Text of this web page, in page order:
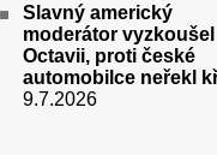
Slavný americký
moderátor vyzkoušel
Octavii, proti české
automobilce neřekl
9.7.2026